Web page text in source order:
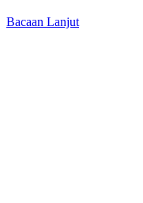
Bacaan Lanjut